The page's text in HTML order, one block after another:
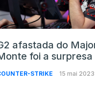
afastada do
foi a surpresa
STRIKE 15 mai 2023